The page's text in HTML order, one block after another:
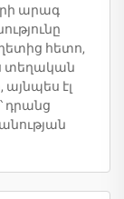
արագ
հետո,
տեղական
էլ
դրանց